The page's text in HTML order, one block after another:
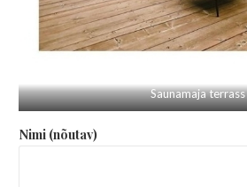
Saunamaja terrass
Nimi (nõutav)